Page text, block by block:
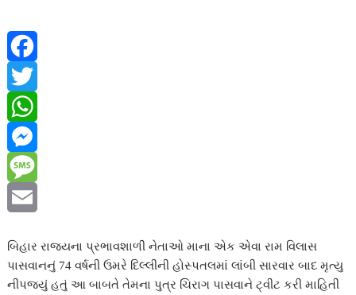
F
a
c
e
b
k
T
w
i
r
W
h
a
A
M
e
e
M
s
a
બિહાર રાજ્યના પ્રભાવશાળી નેતાઓ માના એક એવા રામ વિલાસ
પાસવાનનું 74 વર્ષની ઉમરે દિલ્લીની હોસ્પતલમાં લાંબી સારવાર બાદ મૃત્યુ
નીપજયું હતું આ બાબતે તેમના પુત્ર ચિરાગ પાસવાને ટ્વીટ કરી માહિતી